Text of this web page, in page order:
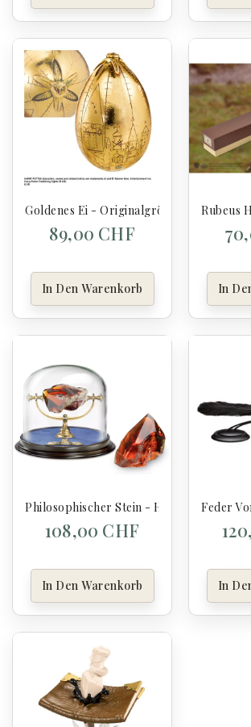
Goldenes Ei - Originalgrösse - Harry
89,00 CHF
In Den Warenkorb
Rubeus
In
Philosophischer Stein - Harry Potter
108,00 CHF
In Den Warenkorb
Feder
In